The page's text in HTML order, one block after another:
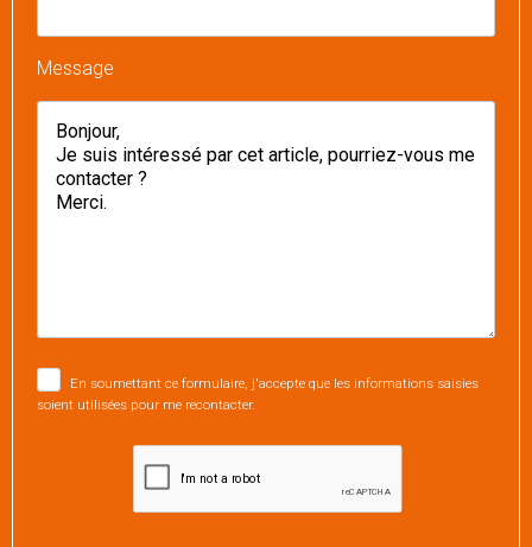
Message
En soumettant ce formulaire, j'accepte que les informations saisies
soient utilisées pour me recontacter.